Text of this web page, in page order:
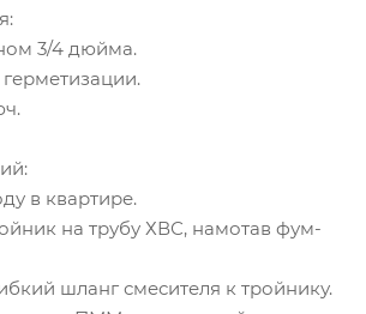
3/4 дюйма.
в квартире.
на трубу ХВС, намотав фум-
шланг смесителя к тройнику.